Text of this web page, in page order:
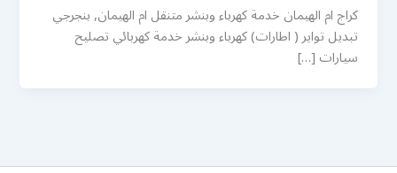
كراج ام الهيمان خدمة كهرباء وبنشر متنقل ام الهيمان, بنجرجي
تبديل تواير ( اطارات) كهرباء وبنشر خدمة كهربائي تصليح
سيارات […]